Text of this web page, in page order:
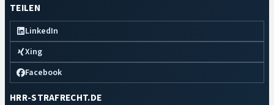
TEILEN
LinkedIn
Xing
Facebook
HRR-STRAFRECHT.DE